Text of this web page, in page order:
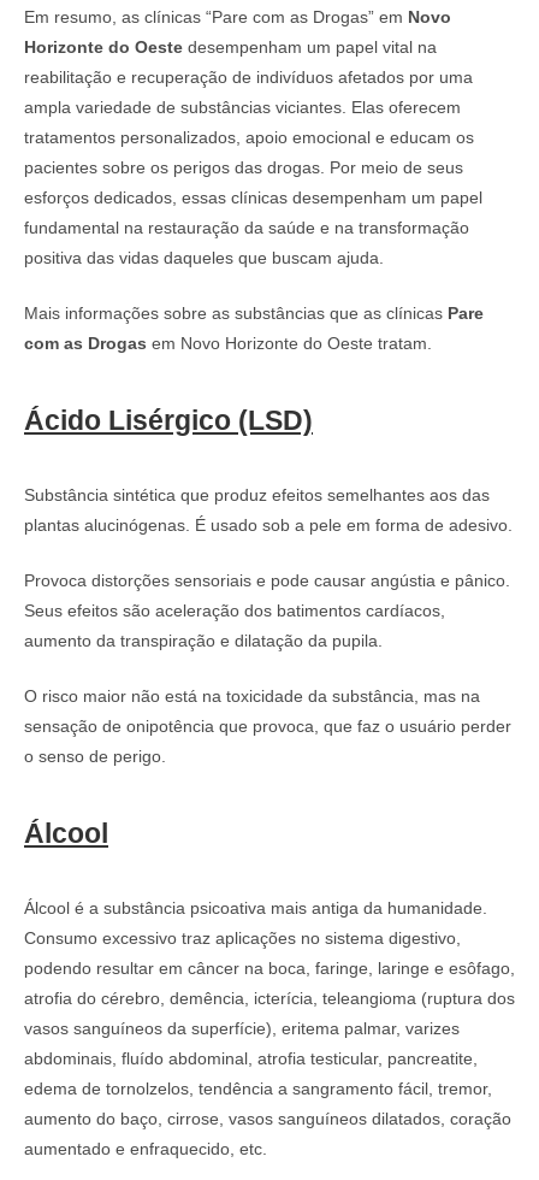
Em resumo, as clínicas “Pare com as Drogas” em Novo
Horizonte do Oeste desempenham um papel vital na
reabilitação e recuperação de indivíduos afetados por uma
ampla variedade de substâncias viciantes. Elas oferecem
tratamentos personalizados, apoio emocional e educam os
pacientes sobre os perigos das drogas. Por meio de seus
esforços dedicados, essas clínicas desempenham um papel
fundamental na restauração da saúde e na transformação
positiva das vidas daqueles que buscam ajuda.
Mais informações sobre as substâncias que as clínicas Pare
com as Drogas em Novo Horizonte do Oeste tratam.
Ácido Lisérgico (LSD)
Substância sintética que produz efeitos semelhantes aos das
plantas alucinógenas. É usado sob a pele em forma de adesivo.
Provoca distorções sensoriais e pode causar angústia e pânico.
Seus efeitos são aceleração dos batimentos cardíacos,
aumento da transpiração e dilatação da pupila.
O risco maior não está na toxicidade da substância, mas na
sensação de onipotência que provoca, que faz o usuário perder
o senso de perigo.
Álcool
Álcool é a substância psicoativa mais antiga da humanidade.
Consumo excessivo traz aplicações no sistema digestivo,
podendo resultar em câncer na boca, faringe, laringe e esôfago,
atrofia do cérebro, demência, icterícia, teleangioma (ruptura dos
vasos sanguíneos da superfície), eritema palmar, varizes
abdominais, fluído abdominal, atrofia testicular, pancreatite,
edema de tornolzelos, tendência a sangramento fácil, tremor,
aumento do baço, cirrose, vasos sanguíneos dilatados, coração
aumentado e enfraquecido, etc.